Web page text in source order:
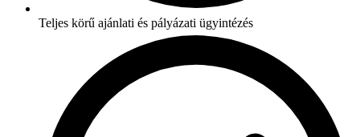
Teljes körű ajánlati és pályázati ügyintézés